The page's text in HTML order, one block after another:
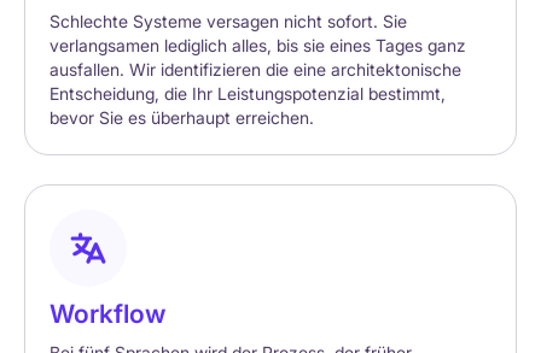
Schlechte Systeme versagen nicht sofort. Sie
verlangsamen lediglich alles, bis sie eines Tages ganz
ausfallen. Wir identifizieren die eine architektonische
Entscheidung, die Ihr Leistungspotenzial bestimmt,
bevor Sie es überhaupt erreichen.
Workflow